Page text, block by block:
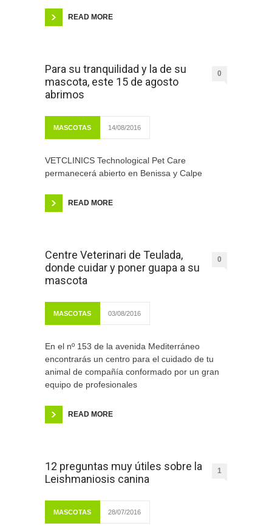
READ MORE
Para su tranquilidad y la de su
mascota, este 15 de agosto
abrimos
0
MASCOTAS 14/08/2016
VETCLINICS Technological Pet Care
permanecerá abierto en Benissa y Calpe
READ MORE
Centre Veterinari de Teulada,
donde cuidar y poner guapa a su
mascota
0
MASCOTAS 03/08/2016
En el nº 153 de la avenida Mediterráneo
encontrarás un centro para el cuidado de tu
animal de compañía conformado por un gran
equipo de profesionales
READ MORE
12 preguntas muy útiles sobre la
Leishmaniosis canina
1
MASCOTAS 28/07/2016